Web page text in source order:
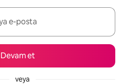
e-posta
Devam et
veya